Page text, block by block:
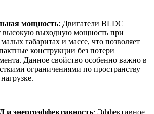
мощность: Двигатели BLDC
высокую выходную мощность при
габаритах и массе, что позволяет
конструкции без потери
Данное свойство особенно важно в
ограничениями по пространству